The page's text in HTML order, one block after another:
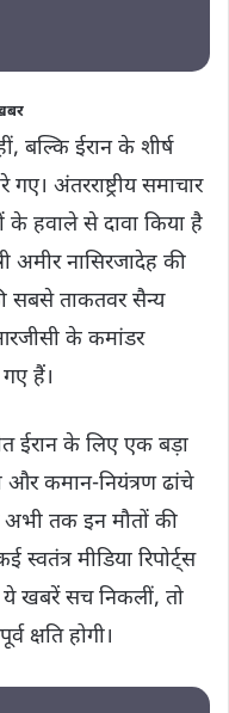
बल्कि ईरान के शीर्ष
अंतरराष्ट्रीय समाचार
के हवाले से दावा किया है
अमीर नासिरजादेह की
सबसे ताकतवर सैन्य
के कमांडर
हैं।
ईरान के लिए एक बड़ा
और कमान-नियंत्रण ढांचे
तक इन मौतों की
मीडिया रिपोर्ट्स
ये खबरें सच निकलीं, तो
क्षति होगी।